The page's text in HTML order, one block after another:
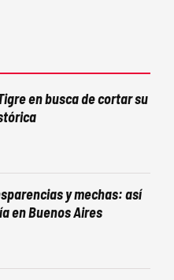
en busca de cortar su
y mechas: así
en Buenos Aires